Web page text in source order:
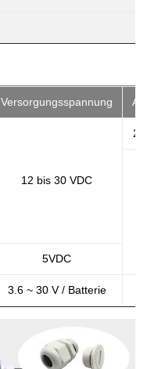
Versorgungsspannung
12 bis 30 VDC
2/
5VDC
3.6 ~ 30 V / Batterie